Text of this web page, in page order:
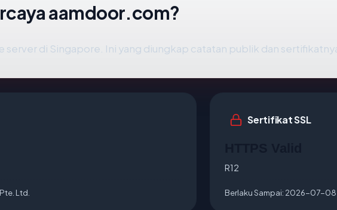
aamdoor.com?
server di Singapore. Ini yang diungkap catatan publik dan
Ltd.
Sertifikat SSL
R12
Berlaku Sampai: 2026-07-08